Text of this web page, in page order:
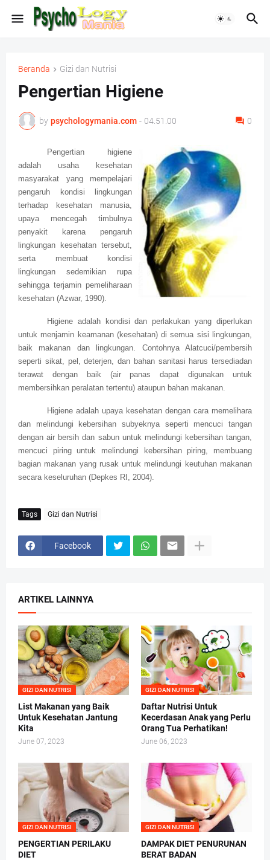
Beranda Gizi dan Nutrisi
Pengertian Higiene
by psychologymania.com - 04.51.00 0
Pengertian higiene
adalah usaha kesehatan
masyarakat yang mempelajari
pengaruh kondisi lingkungan
terhadap kesehatan manusia,
upaya mencegah timbulnya
penyakit karena pengaruh
lingkungan kesehatan tersebut,
serta membuat kondisi
lingkungan sedemikian rupa
sehingga terjamin pemeliharaan
kesehatan (Azwar, 1990).
Higiene adalah kondisi dan perlakukan yang diperlukan
untuk menjamin keamanan (kesehatan) di semua sisi lingkungan,
baik makanan dan lingkungan. Contohnya Alatcuci/pembersih
seperti sikat, pel, deterjen, dan bahan sanitasi harus tersediadan
terawat dengan baik (air panas dapat digunakan untuk
membersihkan peralatan tertentu) ataupun bahan makanan.
Higiene adalah upaya kesehatan dengan cara memelihara
dan melindungi kebersihan subyeknya seperti mencuci tangan
dengan air bersih dan sabun untuk melindungi kebersihan tangan,
mencuci piring untuk melindungi kebersihan piring, membuang
bagian makanan yang rusak untuk melindungi keutuhan makanan
secara keseluruhan (Depkes RI, 2004).
Tags Gizi dan Nutrisi
Facebook
ARTIKEL LAINNYA
GIZI DAN NUTRISI
List Makanan yang Baik
Untuk Kesehatan Jantung
Kita
June 07, 2023
GIZI DAN NUTRISI
Daftar Nutrisi Untuk
Kecerdasan Anak yang Perlu
Orang Tua Perhatikan!
June 06, 2023
GIZI DAN NUTRISI
PENGERTIAN PERILAKU
DIET
GIZI DAN NUTRISI
DAMPAK DIET PENURUNAN
BERAT BADAN